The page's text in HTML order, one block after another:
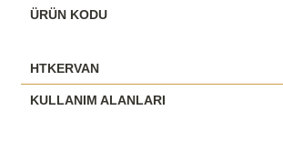
ÜRÜN KODU
HTKERVAN
KULLANIM ALANLARI